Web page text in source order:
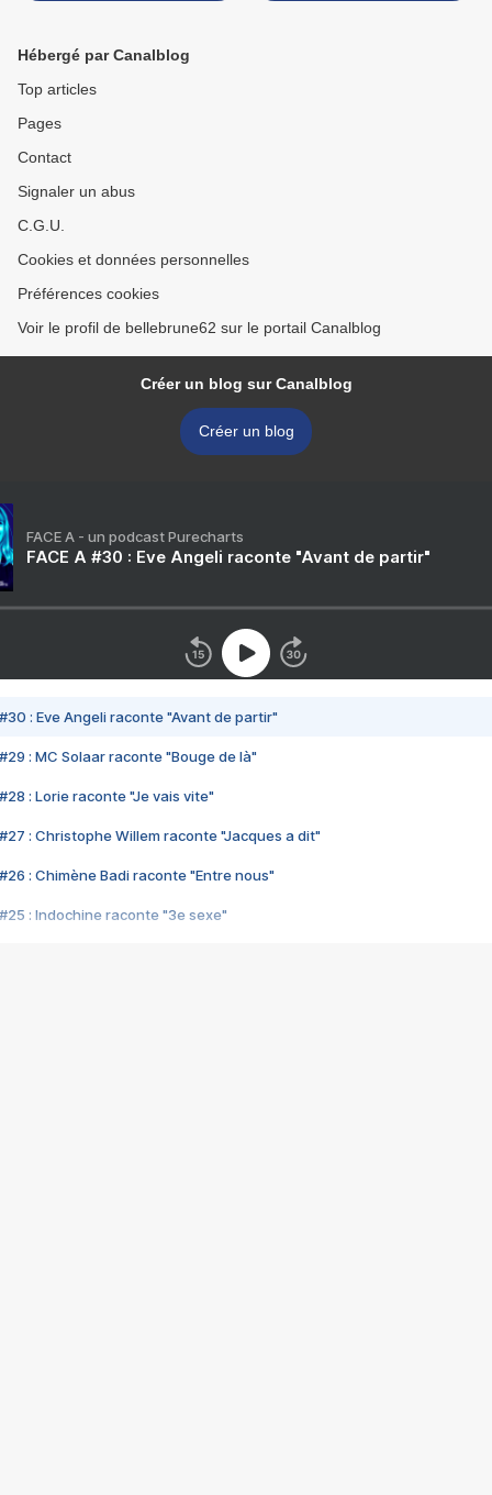
Hébergé par Canalblog
Top articles
Pages
Contact
Signaler un abus
C.G.U.
Cookies et données personnelles
Préférences cookies
Voir le profil de bellebrune62 sur le portail Canalblog
Créer un blog sur Canalblog
Créer un blog
FACE A - un podcast Purecharts
FACE A #30 : Eve Angeli raconte "Avant de partir"
#30 : Eve Angeli raconte "Avant de partir"
#29 : MC Solaar raconte "Bouge de là"
#28 : Lorie raconte "Je vais vite"
#27 : Christophe Willem raconte "Jacques a dit"
#26 : Chimène Badi raconte "Entre nous"
#25 : Indochine raconte "3e sexe"